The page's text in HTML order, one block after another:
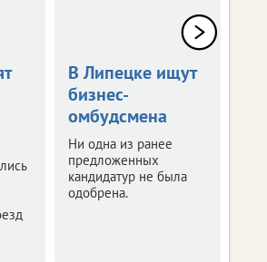
В Липецке ищут
бизнес-
омбудсмена
Ни одна из ранее
предложенных
кандидатур не была
одобрена.